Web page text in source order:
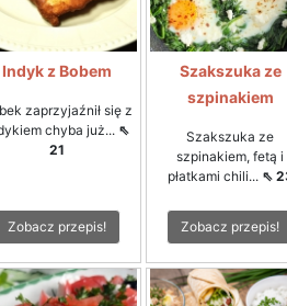
Indyk z Bobem
zaprzyjaźnił się z
chyba już... ⇖
21
Zobacz przepis!
Szakszuka ze
szpinakiem
Szakszuka ze
szpinakiem, fetą i
płatkami chili... ⇖
Zobacz przepis!